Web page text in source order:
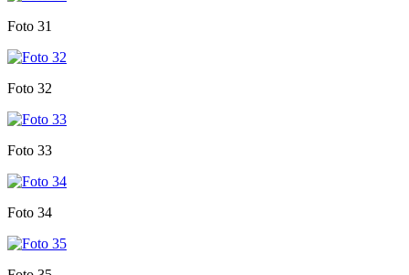
Foto 31
Foto 32
Foto 33
Foto 34